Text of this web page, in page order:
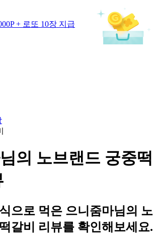
+ 로또 10장 지급
의 노브랜드 궁중떡
으로 먹은 으니줌마님의 노
갈비 리뷰를 확인해보세요.